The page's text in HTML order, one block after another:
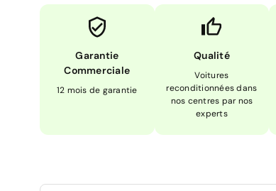
Garantie
Commerciale
12 mois de garantie
Qualité
Voitures
reconditionnées dans
nos centres par nos
experts